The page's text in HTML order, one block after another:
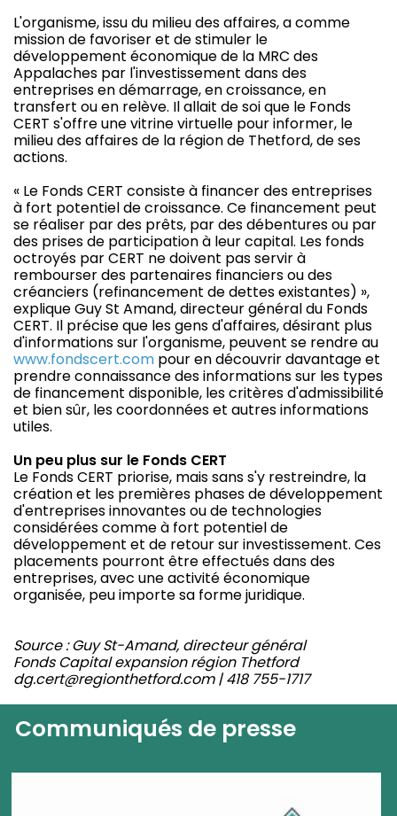
L'organisme, issu du milieu des affaires, a comme
mission de favoriser et de stimuler le
développement économique de la MRC des
Appalaches par l'investissement dans des
entreprises en démarrage, en croissance, en
transfert ou en relève. Il allait de soi que le Fonds
CERT s'offre une vitrine virtuelle pour informer, le
milieu des affaires de la région de Thetford, de ses
actions.
« Le Fonds CERT consiste à financer des entreprises
à fort potentiel de croissance. Ce financement peut
se réaliser par des prêts, par des débentures ou par
des prises de participation à leur capital. Les fonds
octroyés par CERT ne doivent pas servir à
rembourser des partenaires financiers ou des
créanciers (refinancement de dettes existantes) »,
explique Guy St Amand, directeur général du Fonds
CERT. Il précise que les gens d'affaires, désirant plus
d'informations sur l'organisme, peuvent se rendre au
www.fondscert.com pour en découvrir davantage et
prendre connaissance des informations sur les types
de financement disponible, les critères d'admissibilité
et bien sûr, les coordonnées et autres informations
utiles.
Un peu plus sur le Fonds CERT
Le Fonds CERT priorise, mais sans s'y restreindre, la
création et les premières phases de développement
d'entreprises innovantes ou de technologies
considérées comme à fort potentiel de
développement et de retour sur investissement. Ces
placements pourront être effectués dans des
entreprises, avec une activité économique
organisée, peu importe sa forme juridique.
Source : Guy St-Amand, directeur général
Fonds Capital expansion région Thetford
dg.cert@regionthetford.com | 418 755-1717
Communiqués de presse